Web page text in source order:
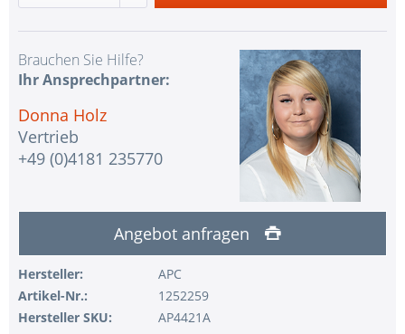
Brauchen Sie Hilfe?
Ihr Ansprechpartner:
Donna Holz
Vertrieb
+49 (0)4181 235770
Angebot anfragen
Hersteller:
APC
Artikel-Nr.:
1252259
Hersteller SKU:
AP4421A